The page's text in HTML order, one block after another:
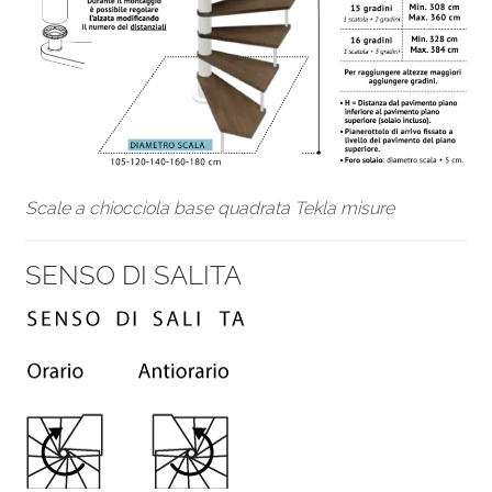
Scale a chiocciola base quadrata Tekla misure
SENSO DI SALITA